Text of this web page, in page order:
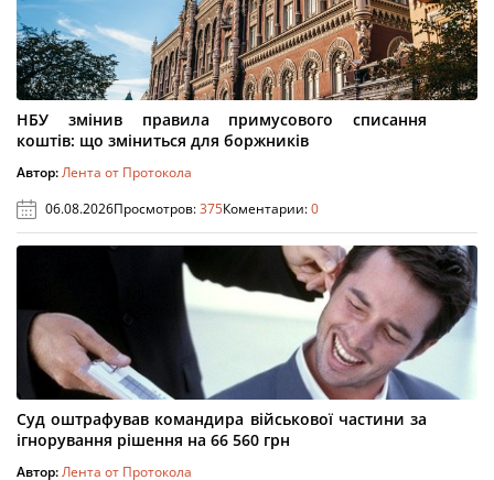
НБУ змінив правила примусового списання
коштів: що зміниться для боржників
Автор:Лента от Протокола
06.08.2026Просмотров:375Коментарии:0
Суд оштрафував командира військової частини за
ігнорування рішення на 66 560 грн
Автор:Лента от Протокола